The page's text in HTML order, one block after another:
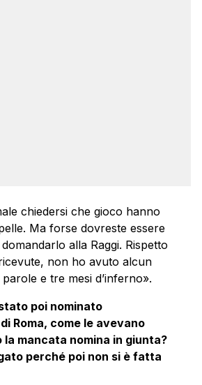
chiedersi che gioco hanno
Ma forse dovreste essere
alla Raggi. Rispetto
non ho avuto alcun
e tre mesi d’inferno».
poi nominato
Roma, come le avevano
la mancata nomina in giunta?
perché poi non si è fatta